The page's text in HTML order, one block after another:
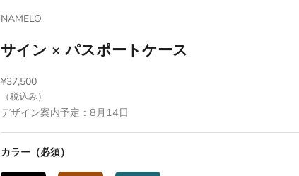
NAMELO
サイン × パスポートケース
セール価格
¥37,500
（税込み）
デザイン案内予定：8月14日
カラー（必須）